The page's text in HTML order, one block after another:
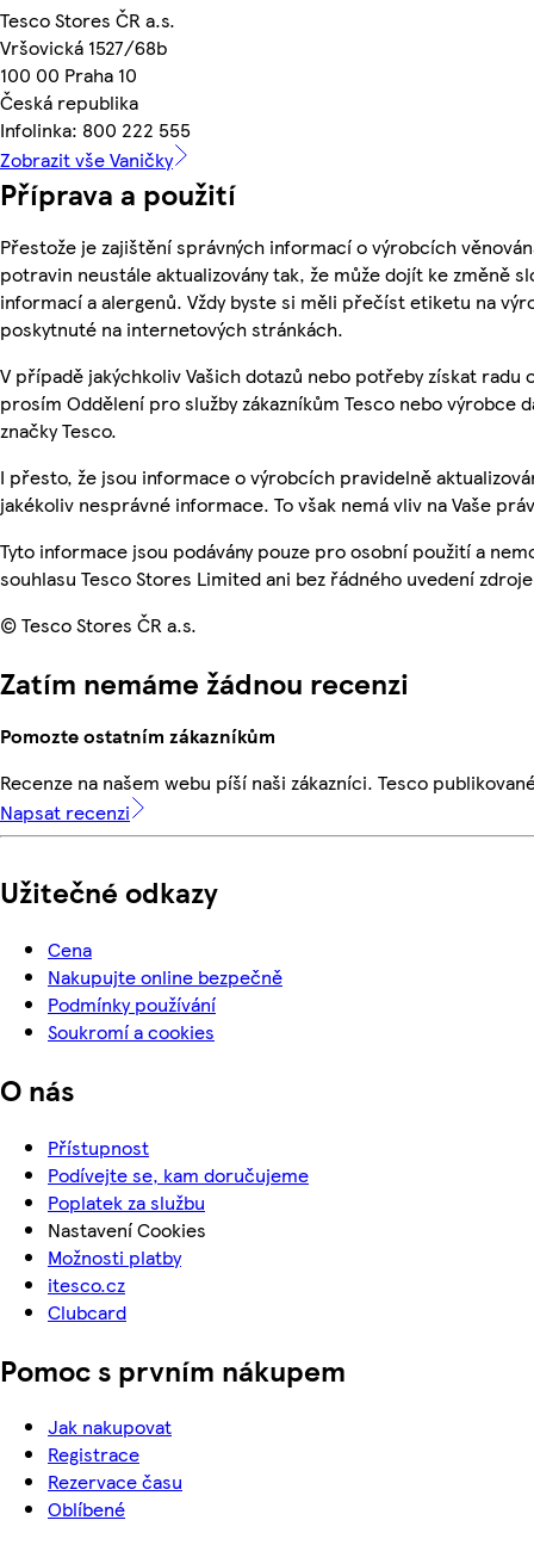
Tesco Stores ČR a.s.
Vršovická 1527/68b
100 00 Praha 10
Česká republika
Infolinka: 800 222 555
Zobrazit vše Vaničky
Příprava a použití
Přestože je zajištění správných informací o výrobcích
potravin neustále aktualizovány tak, že může dojít ke změně
informací a alergenů. Vždy byste si měli přečíst etiketu na
poskytnuté na internetových stránkách.
V případě jakýchkoliv Vašich dotazů nebo potřeby získat radu
prosím Oddělení pro služby zákazníkům Tesco nebo výrobce
značky Tesco.
I přesto, že jsou informace o výrobcích pravidelně
jakékoliv nesprávné informace. To však nemá vliv na Vaše
Tyto informace jsou podávány pouze pro osobní použití a
souhlasu Tesco Stores Limited ani bez řádného uvedení
© Tesco Stores ČR a.s.
Zatím nemáme žádnou recenzi
Pomozte ostatním zákazníkům
Recenze na našem webu píší naši zákazníci. Tesco
Napsat recenzi
Užitečné odkazy
Cena
Nakupujte online bezpečně
Podmínky používání
Soukromí a cookies
O nás
Přístupnost
Podívejte se, kam doručujeme
Poplatek za službu
Nastavení Cookies
Možnosti platby
itesco.cz
Clubcard
Pomoc s prvním nákupem
Jak nakupovat
Registrace
Rezervace času
Oblíbené